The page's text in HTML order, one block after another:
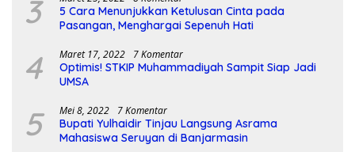
3
5 Cara Menunjukkan Ketulusan Cinta pada
Pasangan, Menghargai Sepenuh Hati
4 Maret 17, 2022 7 Komentar
Optimis! STKIP Muhammadiyah Sampit Siap Jadi
UMSA
5 Mei 8, 2022 7 Komentar
Bupati Yulhaidir Tinjau Langsung Asrama
Mahasiswa Seruyan di Banjarmasin